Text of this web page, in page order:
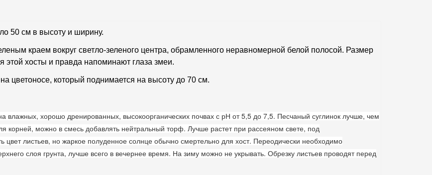
50 см в высоту и ширину.
краем вокруг светло-зеленого центра, обрамленного неравномерной белой полосой. Размер
хосты и правда напоминают глаза змеи.
цветоносе, который поднимается на высоту до 70 см.
влажных, хорошо дренированных, высокоорганических почвах с рН от 5,5 до 7,5. Песчаный суглинок лучше, чем
корней, можно в смесь добавлять нейтральный торф. Лучше растет при рассеяном свете, под
цвет листьев, но жаркое полуденное солнце обычно смертельно для хост. Переодически необходимо
слоя грунта, лучше всего в вечернее время. На зиму можно не укрывать. Обрезку листьев проводят перед